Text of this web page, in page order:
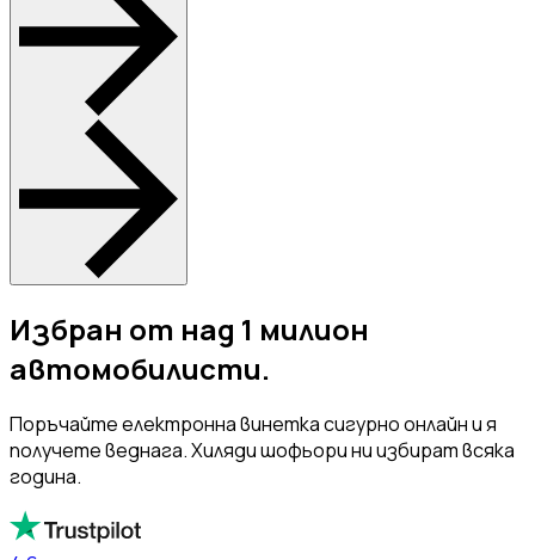
Избран от над 1 милион
автомобилисти.
Поръчайте електронна винетка сигурно онлайн и я
получете веднага. Хиляди шофьори ни избират всяка
година.